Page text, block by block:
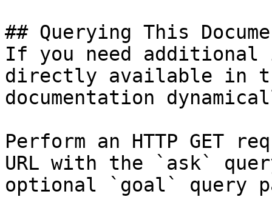
## Querying This
If you need
directly available in
documentation
Perform an HTTP GET
URL with the `ask`
optional `goal` query